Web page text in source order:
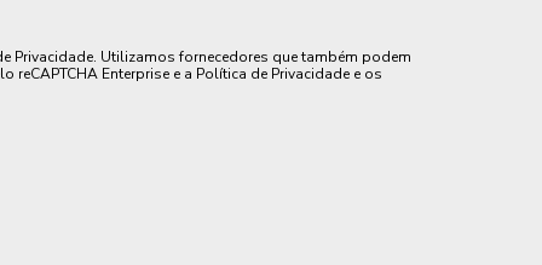
Privacidade. Utilizamos fornecedores que também podem
Enterprise e a Política de Privacidade e os